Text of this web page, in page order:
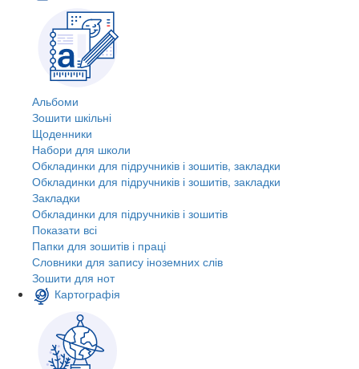
Альбоми
Зошити шкільні
Щоденники
Набори для школи
Обкладинки для підручників і зошитів, закладки
Обкладинки для підручників і зошитів, закладки
Закладки
Обкладинки для підручників і зошитів
Показати всі
Папки для зошитів і праці
Словники для запису іноземних слів
Зошити для нот
Картографія